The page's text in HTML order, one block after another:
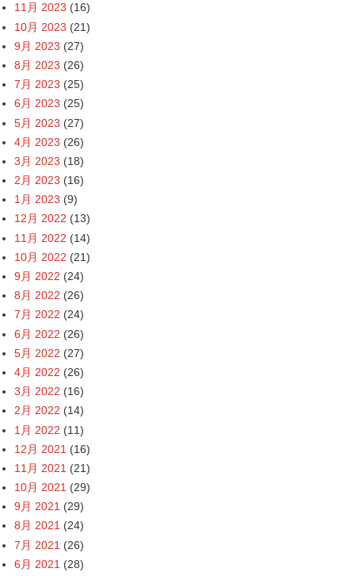
11月 2023 (16)
10月 2023 (21)
9月 2023 (27)
8月 2023 (26)
7月 2023 (25)
6月 2023 (25)
5月 2023 (27)
4月 2023 (26)
3月 2023 (18)
2月 2023 (16)
1月 2023 (9)
12月 2022 (13)
11月 2022 (14)
10月 2022 (21)
9月 2022 (24)
8月 2022 (26)
7月 2022 (24)
6月 2022 (26)
5月 2022 (27)
4月 2022 (26)
3月 2022 (16)
2月 2022 (14)
1月 2022 (11)
12月 2021 (16)
11月 2021 (21)
10月 2021 (29)
9月 2021 (29)
8月 2021 (24)
7月 2021 (26)
6月 2021 (28)